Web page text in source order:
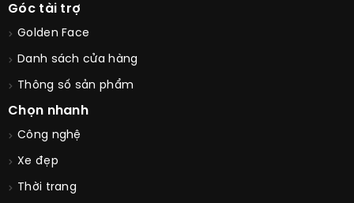
Góc tài trợ
Golden Face
Danh sách cửa hàng
Thông số sản phẩm
Chọn nhanh
Công nghệ
Xe đẹp
Thời trang